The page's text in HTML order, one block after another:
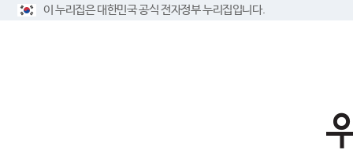
이 누리집은 대한민국 공식 전자정부 누리집입니다.